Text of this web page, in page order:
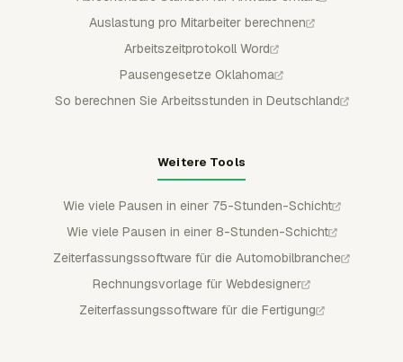
Auslastung pro Mitarbeiter berechnen
Arbeitszeitprotokoll Word
Pausengesetze Oklahoma
So berechnen Sie Arbeitsstunden in Deutschland
Weitere Tools
Wie viele Pausen in einer 75-Stunden-Schicht
Wie viele Pausen in einer 8-Stunden-Schicht
Zeiterfassungssoftware für die Automobilbranche
Rechnungsvorlage für Webdesigner
Zeiterfassungssoftware für die Fertigung